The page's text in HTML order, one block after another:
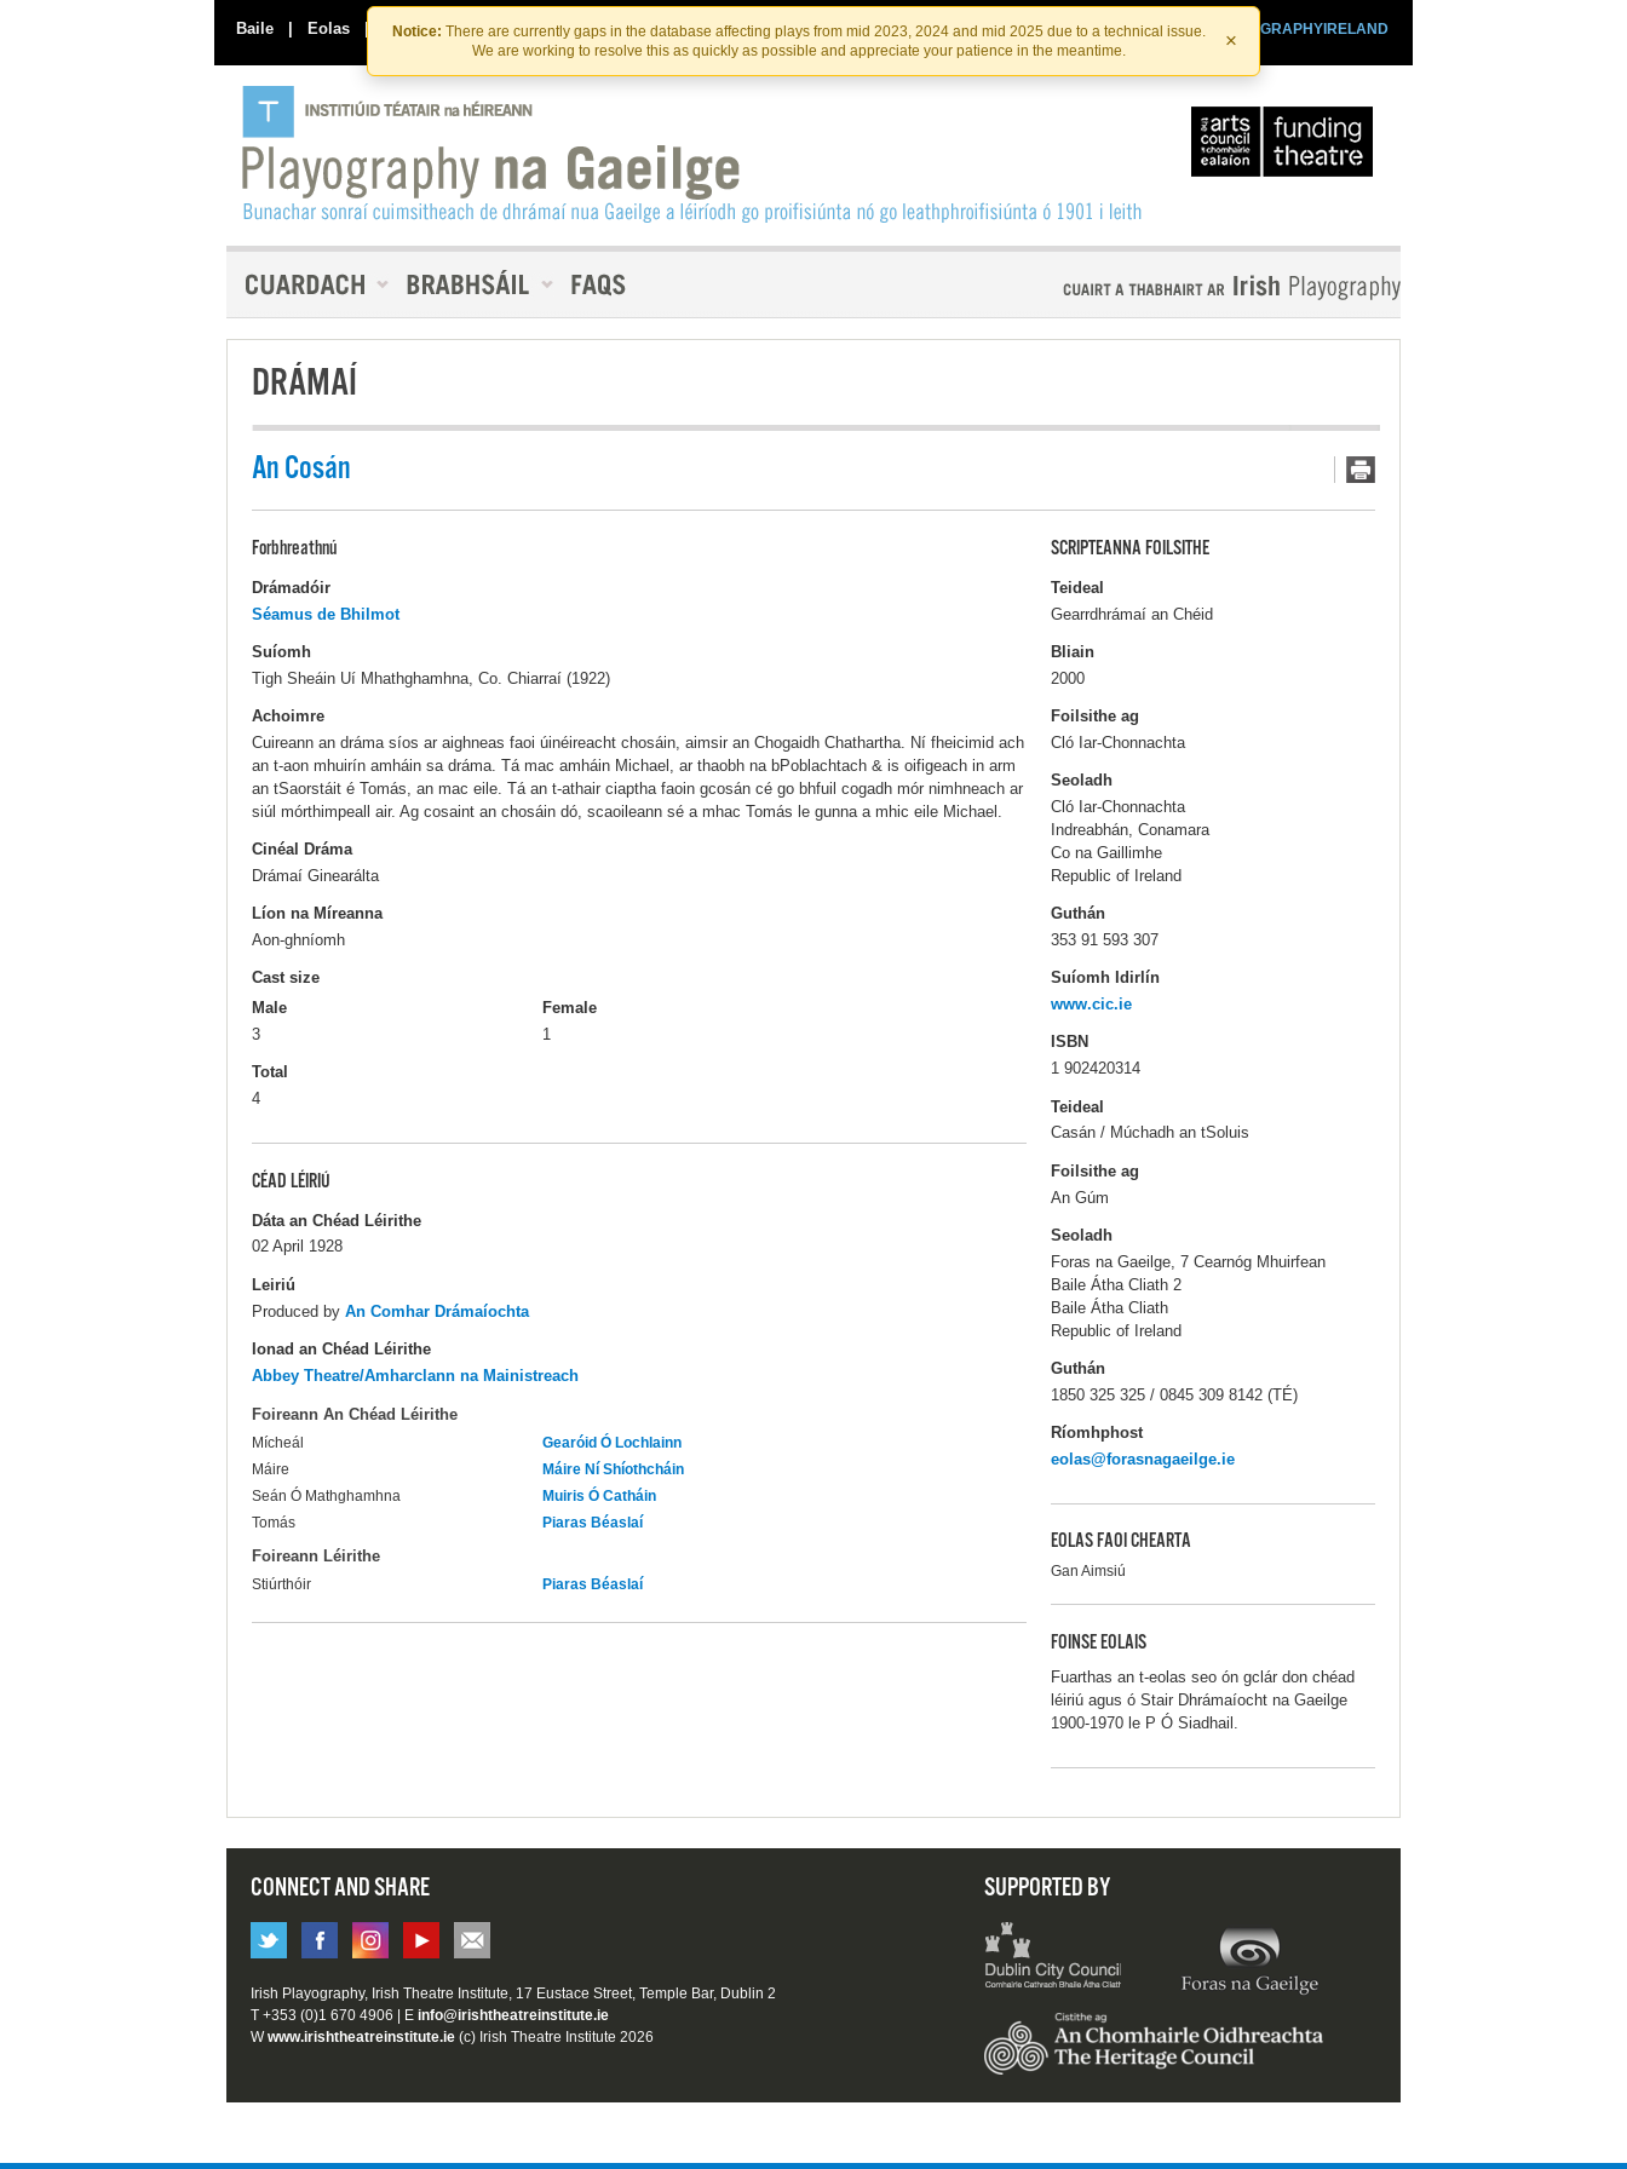
Skip
to
the
content
Skip
to
content
Notice: There are currently gaps in the database affecting plays from mid 2023, 2024 and mid 2025 due to a technical issue.
We are working to resolve this as quickly as possible and appreciate your patience in the meantime.
×
Baile | Eolas | Déan Teagmháil Linn PLAYOGRAPHYIRELAND
IRISHTHEATRE.IE
INSTITIúID TéATAIR NA HÉIREANN
DRÁMAÍ
An Cosán
Forbhreathnú
Drámadóir
Séamus de Bhilmot
Suíomh
Tigh Sheáin Uí Mhathghamhna, Co. Chiarraí (1922)
Achoimre
Cuireann an dráma síos ar aighneas faoi úinéireacht chosáin, aimsir an Chogaidh Chathartha. Ní fheicimid ach
an t-aon mhuirín amháin sa dráma. Tá mac amháin Michael, ar thaobh na bPoblachtach & is oifigeach in arm
an tSaorstáit é Tomás, an mac eile. Tá an t-athair ciaptha faoin gcosán cé go bhfuil cogadh mór nimhneach ar
siúl mórthimpeall air. Ag cosaint an chosáin dó, scaoileann sé a mhac Tomás le gunna a mhic eile Michael.
Cinéal Dráma
Drámaí Ginearálta
Líon na Míreanna
Aon-ghníomh
Cast size
Male
3
Female
1
Total
4
CÉAD LÉIRIÚ
Dáta an Chéad Léirithe
02 April 1928
Leiriú
Produced by An Comhar Drámaíochta
Ionad an Chéad Léirithe
Abbey Theatre/Amharclann na Mainistreach
Foireann An Chéad Léirithe
Mícheál
Gearóid Ó Lochlainn
Máire
Máire Ní Shíothcháin
Seán Ó Mathghamhna
Muiris Ó Catháin
Tomás
Piaras Béaslaí
Foireann Léirithe
Stiúrthóir Piaras Béaslaí
SCRIPTEANNA FOILSITHE
Teideal
Gearrdhrámaí an Chéid
Bliain
2000
Foilsithe ag
Cló Iar-Chonnachta
Seoladh
Cló Iar-Chonnachta
Indreabhán, Conamara
Co na Gaillimhe
Republic of Ireland
Guthán
353 91 593 307
Suíomh Idirlín
www.cic.ie
ISBN
1 902420314
Teideal
Casán / Múchadh an tSoluis
Foilsithe ag
An Gúm
Seoladh
Foras na Gaeilge, 7 Cearnóg Mhuirfean
Baile Átha Cliath 2
Baile Átha Cliath
Republic of Ireland
Guthán
1850 325 325 / 0845 309 8142 (TÉ)
Ríomhphost
eolas@forasnagaeilge.ie
EOLAS FAOI CHEARTA
Gan Aimsiú
FOINSE EOLAIS
Fuarthas an t-eolas seo ón gclár don chéad
léiriú agus ó Stair Dhrámaíocht na Gaeilge
1900-1970 le P Ó Siadhail.
CONNECT AND SHARE SUPPORTED BY
Irish Playography, Irish Theatre Institute, 17 Eustace Street, Temple Bar, Dublin 2
T +353 (0)1 670 4906 | E info@irishtheatreinstitute.ie
Wwww.irishtheatreinstitute.ie (c) Irish Theatre Institute 2026